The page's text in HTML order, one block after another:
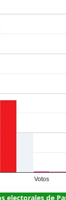
Votos
electorales de